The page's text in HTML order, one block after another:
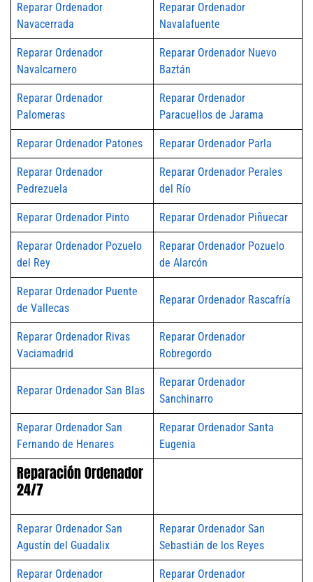
Reparar Ordenador
Navacerrada
Reparar Ordenador
Navalafuente
Reparar Ordenador
Navalcarnero
Reparar Ordenador Nuevo
Baztán
Reparar Ordenador
Palomeras
Reparar Ordenador
Paracuellos de Jarama
Reparar Ordenador Patones Reparar Ordenador Parla
Reparar Ordenador
Pedrezuela
Reparar Ordenador Perales
del Río
Reparar Ordenador Pinto Reparar Ordenador Piñuecar
Reparar Ordenador Pozuelo
del Rey
Reparar Ordenador Pozuelo
de Alarcón
Reparar Ordenador Puente
de Vallecas
Reparar Ordenador Rascafría
Reparar Ordenador Rivas
Vaciamadrid
Reparar Ordenador
Robregordo
Reparar Ordenador San Blas
Reparar Ordenador
Sanchinarro
Reparar Ordenador San
Fernando de Henares
Reparar Ordenador Santa
Eugenia
Reparación Ordenador
24/7
Reparar Ordenador San
Agustín del Guadalix
Reparar Ordenador San
Sebastián de los Reyes
Reparar Ordenador
Reparar Ordenador